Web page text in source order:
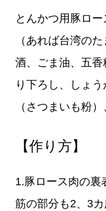
とんかつ用豚ロ
（あれば台湾の
酒、ごま油、五
り下ろし、しょ
（さつまいも粉
【作り方】
1.豚ロース肉の裏
筋の部分も2、3